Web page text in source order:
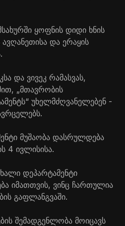
ყოფნის დიდი ხნის
და ერაყის
და ვივეკ რამასვას,
„მთავრობის
უხელმძღვანელებენ -
მუშაობა დასრულდება
4 ივლისისა.
დეპარტამენტი
იმათთვის, ვინც ჩართულია
გაფლანგვაში.
შემადგენლობა მოიცავს